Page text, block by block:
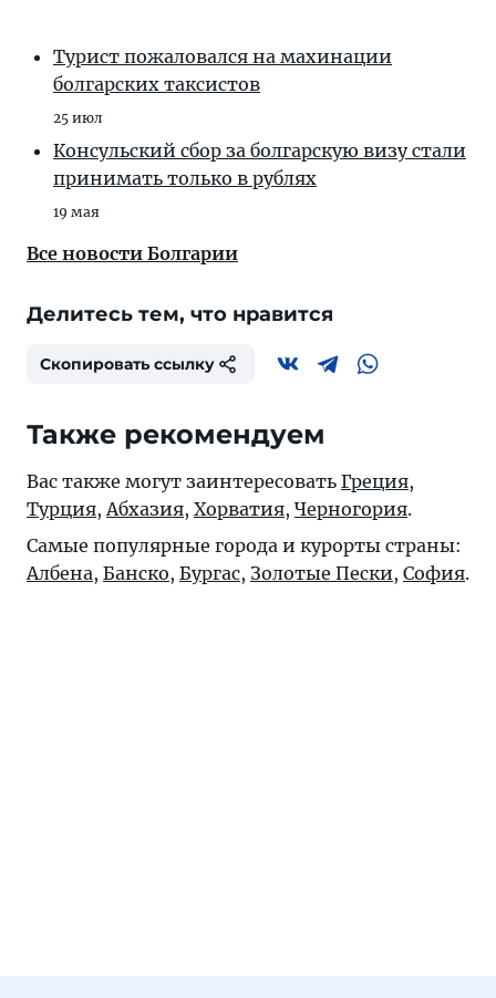
Турист пожаловался на махинации
болгарских таксистов
25 июл
Консульский сбор за болгарскую визу стали
принимать только в рублях
19 мая
Все новости Болгарии
Делитесь тем, что нравится
Скопировать ссылку
Также рекомендуем
Вас также могут заинтересовать Греция,
Турция, Абхазия, Хорватия, Черногория.
Самые популярные города и курорты страны:
Албена, Банско, Бургас, Золотые Пески, София.